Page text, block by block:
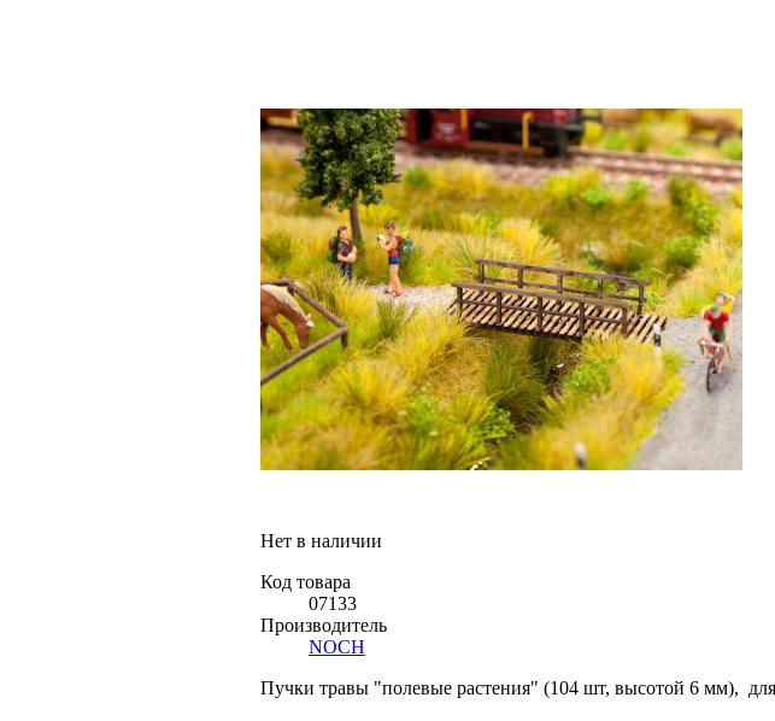
Нет в наличии
Код товара
07133
Производитель
NOCH
Пучки травы "полевые растения" (104 шт, высотой 6 мм),